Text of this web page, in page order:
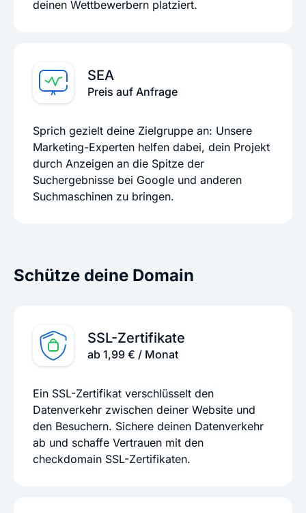
deinen Wettbewerbern platziert.
SEA
Preis auf Anfrage
Sprich gezielt deine Zielgruppe an: Unsere
Marketing-Experten helfen dabei, dein Projekt
durch Anzeigen an die Spitze der
Suchergebnisse bei Google und anderen
Suchmaschinen zu bringen.
Schütze deine Domain
SSL-Zertifikate
ab 1,99 € / Monat
Ein SSL-Zertifikat verschlüsselt den
Datenverkehr zwischen deiner Website und
den Besuchern. Sichere deinen Datenverkehr
ab und schaffe Vertrauen mit den
checkdomain SSL-Zertifikaten.